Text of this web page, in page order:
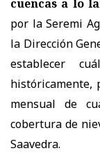
cuencas a lo
por la Seremi
la Dirección
establecer
históricamente,
mensual de
cobertura de
Saavedra.